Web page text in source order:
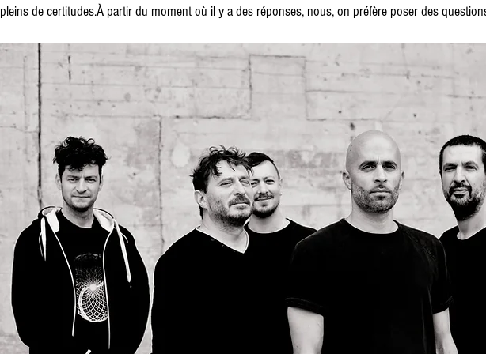
pleins de certitudes.À partir du moment où il y a des réponses, nous, on préfère poser des